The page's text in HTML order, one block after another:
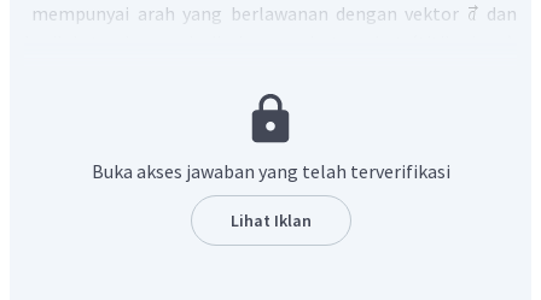
mempunyai arah yang berlawanan dengan vektor
dan
pada soal sepanjang 3 kali dari vektor
berilah tanda panah di ujung garis. Geserlah vektor
titik ujung vektor
. Kemudian buatlah garis lurus
sepanjang titik awal vektor
sampai titik ujung vektor
. Hasil penjumlahan
dapat dilihat seperti
Buka akses jawaban yang telah terverifikasi
Lihat Iklan